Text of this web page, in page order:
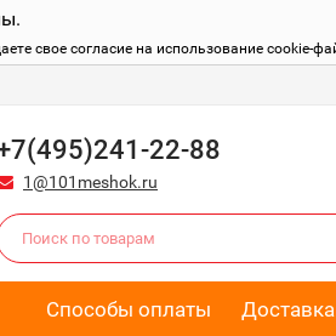
свое согласие на использование cookie-
22-88
1@101meshok.ru
Способы оплаты